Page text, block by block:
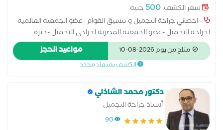
سعر الكشف:500 جنيه
- اخصائي جراحة التجميل و تنسيق القوام -عضو الجمعيه العالميه
لجراحة التجميل -عضو الجمعيه المصريه لجراحي التجميل -خبره
واسعه في العمليات و الاجراءات التجميليه -مدرب معتمد للجراحات
الميكروسكوبيه والجراحات الاصلاحيه والتكميليه -خبره واسعه في
جراحات اليد و اصلاح التشوهات والعيوب الخلقيه وعلاج الندبات
متاح من يوم 2026-08-10 مواعيد الحجز
الكشف بميعاد محدد
دكتور محمد الشاذلي
أستاذ جراحة التجميل
90